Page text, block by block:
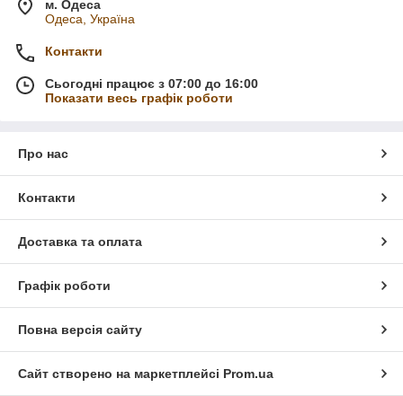
м. Одеса
Одеса, Україна
Контакти
Сьогодні працює з 07:00 до 16:00
Показати весь графік роботи
Про нас
Контакти
Доставка та оплата
Графік роботи
Повна версія сайту
Сайт створено на маркетплейсі Prom.ua